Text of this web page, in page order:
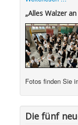
„Alles Walzer
Fotos finden Sie
Die fünf